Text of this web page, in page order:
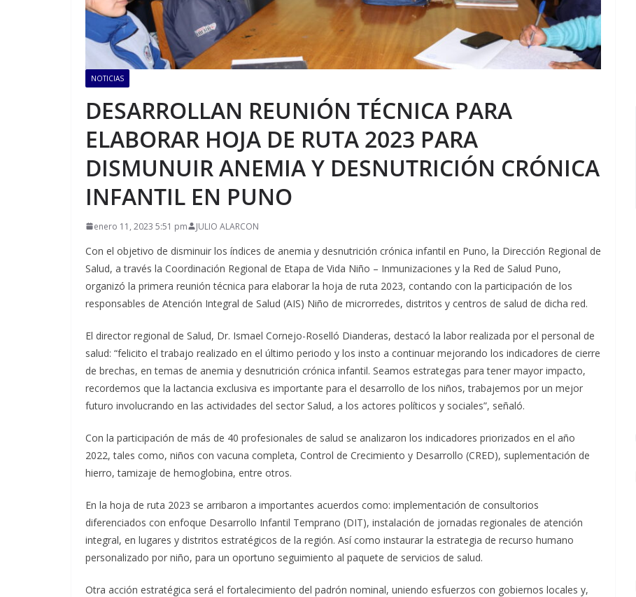
NOTICIAS
DESARROLLAN REUNIÓN TÉCNICA PARA
ELABORAR HOJA DE RUTA 2023 PARA
DISMUNUIR ANEMIA Y DESNUTRICIÓN CRÓNICA
INFANTIL EN PUNO
enero 11, 2023 5:51 pm JULIO ALARCON
Con el objetivo de disminuir los índices de anemia y desnutrición crónica infantil en Puno, la Dirección Regional de
Salud, a través la Coordinación Regional de Etapa de Vida Niño – Inmunizaciones y la Red de Salud Puno,
organizó la primera reunión técnica para elaborar la hoja de ruta 2023, contando con la participación de los
responsables de Atención Integral de Salud (AIS) Niño de microrredes, distritos y centros de salud de dicha red.
El director regional de Salud, Dr. Ismael Cornejo-Roselló Dianderas, destacó la labor realizada por el personal de
salud: “felicito el trabajo realizado en el último periodo y los insto a continuar mejorando los indicadores de cierre
de brechas, en temas de anemia y desnutrición crónica infantil. Seamos estrategas para tener mayor impacto,
recordemos que la lactancia exclusiva es importante para el desarrollo de los niños, trabajemos por un mejor
futuro involucrando en las actividades del sector Salud, a los actores políticos y sociales”, señaló.
Con la participación de más de 40 profesionales de salud se analizaron los indicadores priorizados en el año
2022, tales como, niños con vacuna completa, Control de Crecimiento y Desarrollo (CRED), suplementación de
hierro, tamizaje de hemoglobina, entre otros.
En la hoja de ruta 2023 se arribaron a importantes acuerdos como: implementación de consultorios
diferenciados con enfoque Desarrollo Infantil Temprano (DIT), instalación de jornadas regionales de atención
integral, en lugares y distritos estratégicos de la región. Así como instaurar la estrategia de recurso humano
personalizado por niño, para un oportuno seguimiento al paquete de servicios de salud.
Otra acción estratégica será el fortalecimiento del padrón nominal, uniendo esfuerzos con gobiernos locales y,